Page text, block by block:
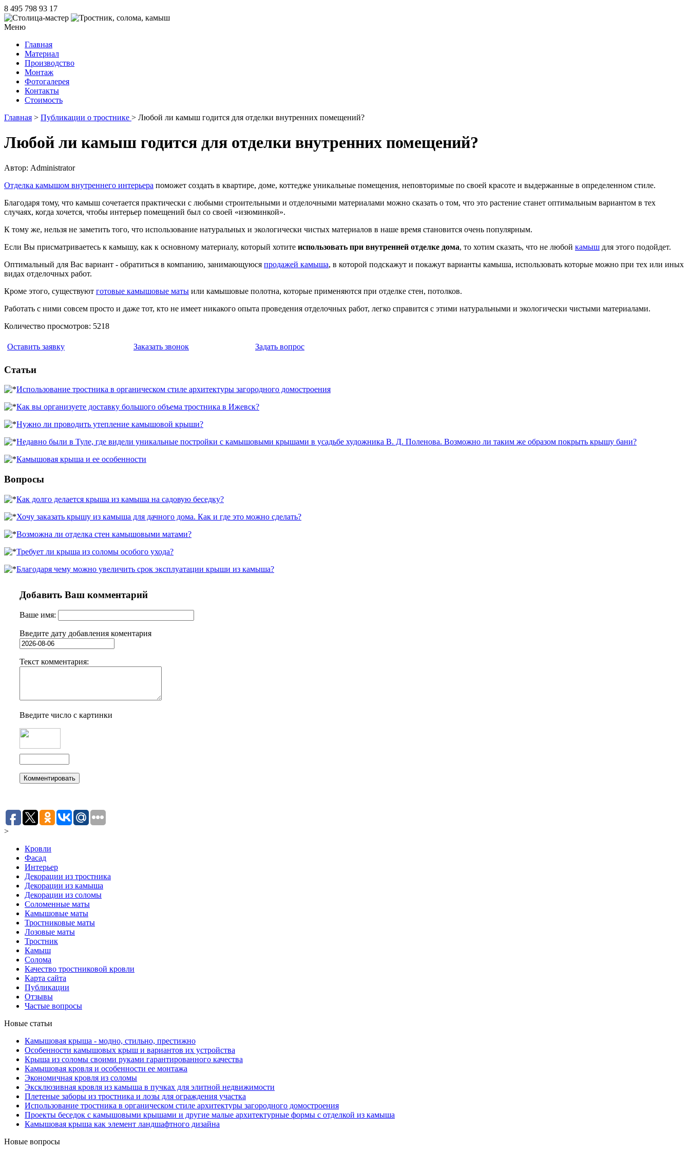
8 495 798 93 17
Меню
Главная
Материал
Производство
Монтаж
Фотогалерея
Контакты
Стоимость
Главная > Публикации о тростнике > Любой ли камыш годится для отделки внутренних помещений?
Любой ли камыш годится для отделки внутренних помещений?
Автор: Administrator
Отделка камышом внутреннего интерьера поможет создать в квартире, доме, коттедже уникальные помещения, неповторимые по своей красоте и выдержанные в определенном стиле.
Благодаря тому, что камыш сочетается практически с любыми строительными и отделочными материалами можно сказать о том, что это растение станет оптимальным вариантом в тех
случаях, когда хочется, чтобы интерьер помещений был со своей «изюминкой».
К тому же, нельзя не заметить того, что использование натуральных и экологически чистых материалов в наше время становится очень популярным.
Если Вы присматриваетесь к камышу, как к основному материалу, который хотите использовать при внутренней отделке дома, то хотим сказать, что не любой камыш для этого подойдет.
Оптимальный для Вас вариант - обратиться в компанию, занимающуюся продажей камыша, в которой подскажут и покажут варианты камыша, использовать которые можно при тех или иных
видах отделочных работ.
Кроме этого, существуют готовые камышовые маты или камышовые полотна, которые применяются при отделке стен, потолков.
Работать с ними совсем просто и даже тот, кто не имеет никакого опыта проведения отделочных работ, легко справится с этими натуральными и экологически чистыми материалами.
Количество просмотров: 5218
Оставить заявку Заказать звонок Задать вопрос
Статьи
Использование тростника в органическом стиле архитектуры загородного домостроения
Как вы организуете доставку большого объема тростника в Ижевск?
Нужно ли проводить утепление камышовой крыши?
Недавно были в Туле, где видели уникальные постройки с камышовыми крышами в усадьбе художника В. Д. Поленова. Возможно ли таким же образом покрыть крышу бани?
Камышовая крыша и ее особенности
Вопросы
Как долго делается крыша из камыша на садовую беседку?
Хочу заказать крышу из камыша для дачного дома. Как и где это можно сделать?
Возможна ли отделка стен камышовыми матами?
Требует ли крыша из соломы особого ухода?
Благодаря чему можно увеличить срок эксплуатации крыши из камыша?
Добавить Ваш комментарий
Ваше имя:
Введите дату добавления коментария
Текст комментария:
Введите число с картинки
>
Кровли
Фасад
Интерьер
Декорации из тростника
Декорации из камыша
Декорации из соломы
Соломенные маты
Камышовые маты
Тростниковые маты
Лозовые маты
Тростник
Камыш
Солома
Качество тростниковой кровли
Карта сайта
Публикации
Отзывы
Частые вопросы
Новые статьи
Камышовая крыша - модно, стильно, престижно
Особенности камышовых крыш и вариантов их устройства
Крыша из соломы своими руками гарантированного качества
Камышовая кровля и особенности ее монтажа
Экономичная кровля из соломы
Эксклюзивная кровля из камыша в пучках для элитной недвижимости
Плетеные заборы из тростника и лозы для ограждения участка
Использование тростника в органическом стиле архитектуры загородного домостроения
Проекты беседок с камышовыми крышами и другие малые архитектурные формы с отделкой из камыша
Камышовая крыша как элемент ландшафтного дизайна
Новые вопросы